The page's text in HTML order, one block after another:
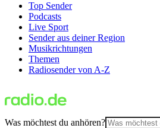
Top Sender
Podcasts
Live Sport
Sender aus deiner Region
Musikrichtungen
Themen
Radiosender von A-Z
Was möchtest du anhören?